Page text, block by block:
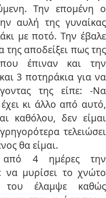
Την επομένη ο
αυλή της γυναίκας
με ποτό. Την έβαλε
της αποδείξει πως της
έπιναν και την
3 ποτηράκια για να
της είπε: -Να
έχει κι άλλο από αυτό,
καθόλου, δεν είμαι
τελειώσει
θα είμαι.
από 4 ημέρες την
να μυρίσει το χνώτο
έλαμψε καθώς